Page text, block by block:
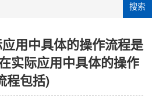
搜索
用中具体的操作流程是
实际应用中具体的操作
程包括)